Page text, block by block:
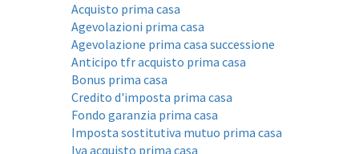
Acquisto prima casa
Agevolazioni prima casa
Agevolazione prima casa successione
Anticipo tfr acquisto prima casa
Bonus prima casa
Credito d'imposta prima casa
Fondo garanzia prima casa
Imposta sostitutiva mutuo prima casa
Iva acquisto prima casa